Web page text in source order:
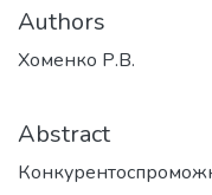
Authors
Хоменко Р.В.
Abstract